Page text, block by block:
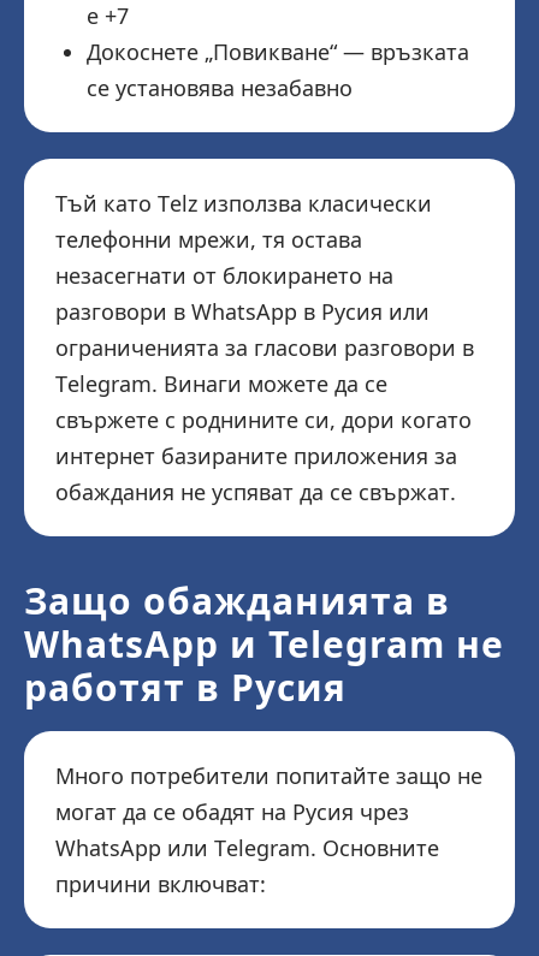
е +7
Докоснете „Повикване“ — връзката
се установява незабавно
Тъй като Telz използва класически
телефонни мрежи, тя остава
незасегнати от блокирането на
разговори в WhatsApp в Русия или
ограниченията за гласови разговори в
Telegram. Винаги можете да се
свържете с роднините си, дори когато
интернет базираните приложения за
обаждания не успяват да се свържат.
Защо обажданията в
WhatsApp и Telegram не
работят в Русия
Много потребители попитайте защо не
могат да се обадят на Русия чрез
WhatsApp или Telegram. Основните
причини включват: